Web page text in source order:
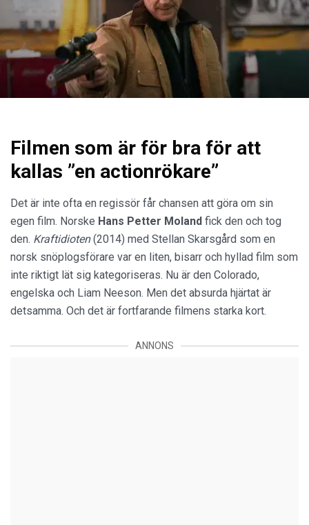
Filmen som är för bra för att
kallas ”en actionrökare”
Det är inte ofta en regissör får chansen att göra om sin
egen film. Norske Hans Petter Moland fick den och tog
den. Kraftidioten(2014) med Stellan Skarsgård som en
norsk snöplogsförare var en liten, bisarr och hyllad film som
inte riktigt lät sig kategoriseras. Nu är den Colorado,
engelska och Liam Neeson. Men det absurda hjärtat är
detsamma. Och det är fortfarande filmens starka kort.
ANNONS